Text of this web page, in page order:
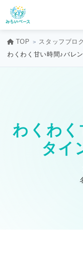
TOP スタッフブロ
わくわく甘い時間♪バレ
わくわく
タイ